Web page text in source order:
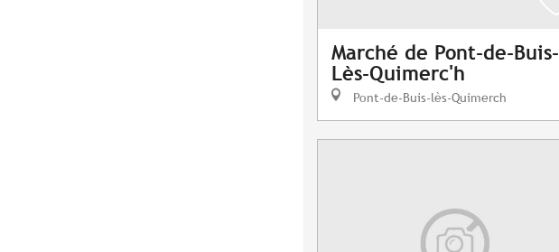
Marché de Pont-de-Buis-
Lès-Quimerc'h
Pont-de-Buis-lès-Quimerch